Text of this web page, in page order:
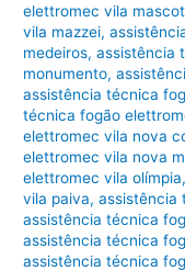
elettromec vila
vila mazzei,
medeiros,assistência
monumento,
assistência técnica
técnica fogão
elettromec vila nova
elettromec vila nova
elettromec vila olímpia
vila paiva,assistência
assistência técnica
assistência técnica
assistência técnica